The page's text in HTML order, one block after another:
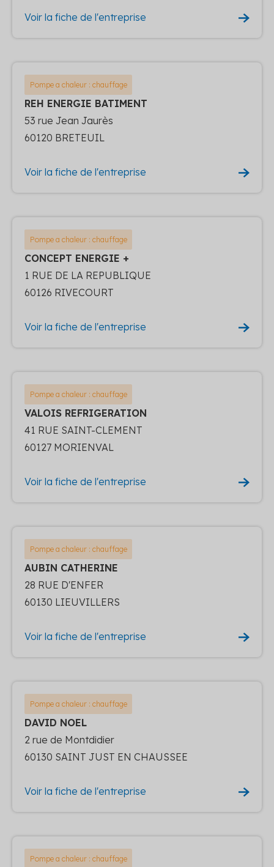
Voir la fiche de l'entreprise
Pompe a chaleur : chauffage
REH ENERGIE BATIMENT
53 rue Jean Jaurès
60120 BRETEUIL
Voir la fiche de l'entreprise
Pompe a chaleur : chauffage
CONCEPT ENERGIE +
1 RUE DE LA REPUBLIQUE
60126 RIVECOURT
Voir la fiche de l'entreprise
Pompe a chaleur : chauffage
VALOIS REFRIGERATION
41 RUE SAINT-CLEMENT
60127 MORIENVAL
Voir la fiche de l'entreprise
Pompe a chaleur : chauffage
AUBIN CATHERINE
28 RUE D'ENFER
60130 LIEUVILLERS
Voir la fiche de l'entreprise
Pompe a chaleur : chauffage
DAVID NOEL
2 rue de Montdidier
60130 SAINT JUST EN CHAUSSEE
Voir la fiche de l'entreprise
Pompe a chaleur : chauffage